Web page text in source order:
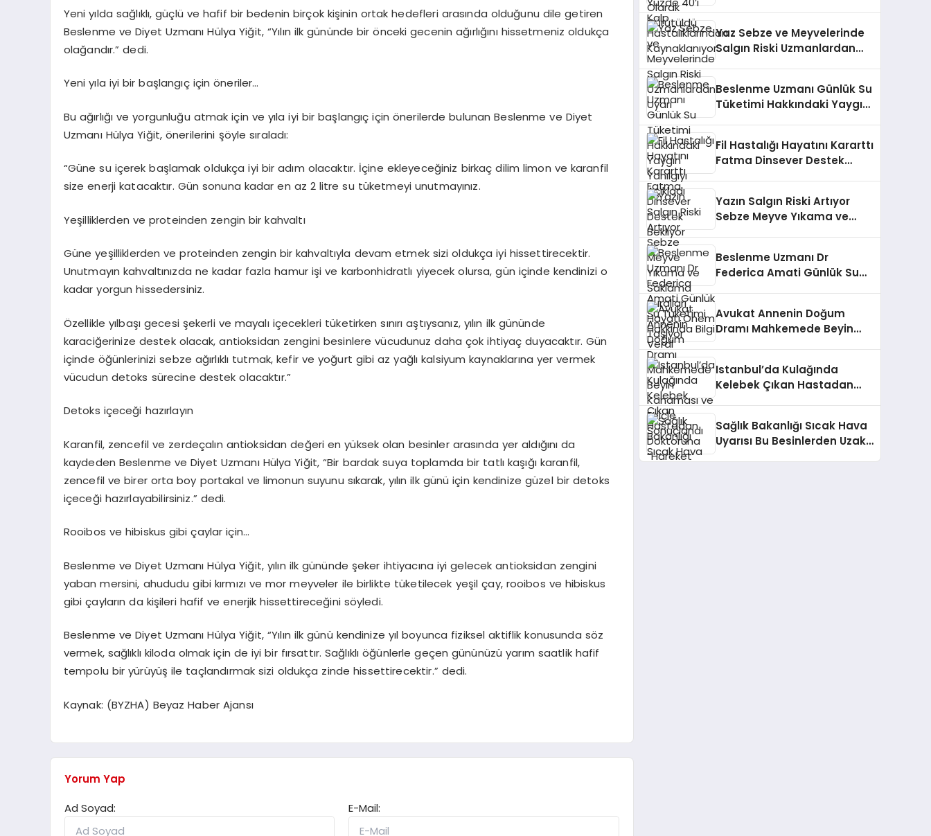
Yeni yılda sağlıklı, güçlü ve hafif bir bedenin birçok kişinin ortak hedefleri arasında olduğunu dile getiren
Beslenme ve Diyet Uzmanı Hülya Yiğit, “Yılın ilk gününde bir önceki gecenin ağırlığını hissetmeniz oldukça
olağandır.” dedi.
Yeni yıla iyi bir başlangıç için öneriler…
Bu ağırlığı ve yorgunluğu atmak için ve yıla iyi bir başlangıç için önerilerde bulunan Beslenme ve Diyet
Uzmanı Hülya Yiğit, önerilerini şöyle sıraladı:
“Güne su içerek başlamak oldukça iyi bir adım olacaktır. İçine ekleyeceğiniz birkaç dilim limon ve karanfil
size enerji katacaktır. Gün sonuna kadar en az 2 litre su tüketmeyi unutmayınız.
Yeşilliklerden ve proteinden zengin bir kahvaltı
Güne yeşilliklerden ve proteinden zengin bir kahvaltıyla devam etmek sizi oldukça iyi hissettirecektir.
Unutmayın kahvaltınızda ne kadar fazla hamur işi ve karbonhidratlı yiyecek olursa, gün içinde kendinizi o
kadar yorgun hissedersiniz.
Özellikle yılbaşı gecesi şekerli ve mayalı içecekleri tüketirken sınırı aştıysanız, yılın ilk gününde
karaciğerinize destek olacak, antioksidan zengini besinlere vücudunuz daha çok ihtiyaç duyacaktır. Gün
içinde öğünlerinizi sebze ağırlıklı tutmak, kefir ve yoğurt gibi az yağlı kalsiyum kaynaklarına yer vermek
vücudun detoks sürecine destek olacaktır.”
Detoks içeceği hazırlayın
Karanfil, zencefil ve zerdeçalın antioksidan değeri en yüksek olan besinler arasında yer aldığını da
kaydeden Beslenme ve Diyet Uzmanı Hülya Yiğit, “Bir bardak suya toplamda bir tatlı kaşığı karanfil,
zencefil ve birer orta boy portakal ve limonun suyunu sıkarak, yılın ilk günü için kendinize güzel bir detoks
içeceği hazırlayabilirsiniz.” dedi.
Rooibos ve hibiskus gibi çaylar için…
Beslenme ve Diyet Uzmanı Hülya Yiğit, yılın ilk gününde şeker ihtiyacına iyi gelecek antioksidan zengini
yaban mersini, ahududu gibi kırmızı ve mor meyveler ile birlikte tüketilecek yeşil çay, rooibos ve hibiskus
gibi çayların da kişileri hafif ve enerjik hissettireceğini söyledi.
Beslenme ve Diyet Uzmanı Hülya Yiğit, “Yılın ilk günü kendinize yıl boyunca fiziksel aktiflik konusunda söz
vermek, sağlıklı kiloda olmak için de iyi bir fırsattır. Sağlıklı öğünlerle geçen gününüzü yarım saatlik hafif
tempolu bir yürüyüş ile taçlandırmak sizi oldukça zinde hissettirecektir.” dedi.
Kaynak: (BYZHA) Beyaz Haber Ajansı
Yorum Yap
Ad Soyad:
E-Mail:
Yaz Sebze ve Meyvelerinde
Salgın Riski Uzmanlardan
Beslenme Uzmanı Günlük Su
Tüketimi Hakkındaki Yaygın
Fil Hastalığı Hayatını Kararttı
Fatma Dinsever Destek
Yazın Salgın Riski Artıyor
Sebze Meyve Yıkama ve
Beslenme Uzmanı Dr
Federica Amati Günlük Su
Avukat Annenin Doğum
Dramı Mahkemede Beyin
Istanbul’da Kulağında
Kelebek Çıkan Hastadan
Sağlık Bakanlığı Sıcak Hava
Uyarısı Bu Besinlerden Uzak